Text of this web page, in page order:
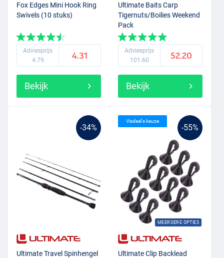
Fox Edges Mini Hook Ring
Swivels (10 stuks)
Adviesprijs
4.79
4.31
Bekijk
Ultimate Baits Carp
Tigernuts/Boilies Weekend
Pack
Adviesprijs
101.60
52.20
Bekijk
-34%
Ultimate Travel Spinhengel
-55%
MEERDERE OPTIES
Visdeal's keuze
Ultimate Clip Backlead